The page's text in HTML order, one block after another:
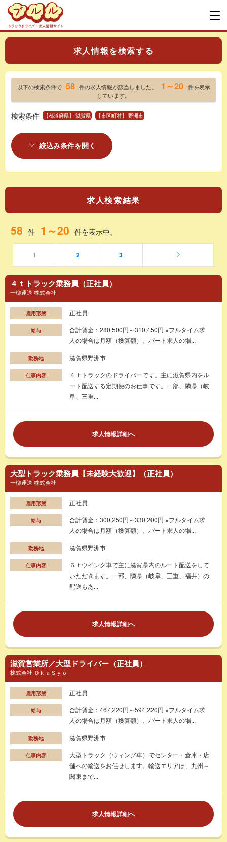
求人情報を検索する
以下の検索条件で 58 件の求人情報が該当しました。 1～20 件を表示
しています。
検索条件 【都道府県】 滋賀県 【市区町村】 野洲市
絞込み条件を開く
求人検索結果
58 件 1～20 件を表示中。
1 2 3
４ｔトラック乗務員（正社員）
一柳運送 株式会社
雇用形態 正社員
給与
合計賃金：280,500円～310,450円 ※フルタイム求
人の場合は月額（換算額）、パート求人の場...
勤務地 滋賀県野洲市
仕事内容
４ｔトラックのドライバーです。主に滋賀県内をル
ート配送する定期便のお仕事です。一部、隣県（岐
阜、三重...
求人情報詳細へ
大型トラック乗務員【未経験大歓迎】（正社員）
一柳運送 株式会社
雇用形態 正社員
給与
合計賃金：300,250円～330,200円 ※フルタイム求
人の場合は月額（換算額）、パート求人の場...
勤務地 滋賀県野洲市
仕事内容
６ｔウイング車で主に滋賀県内のルート配送をして
いただきます。一部、隣県（岐阜、三重、福井）の
配送もあ...
求人情報詳細へ
滋賀営業所／大型ドライバー（正社員）
株式会社 ＯｋａＳｙｏ
雇用形態 正社員
給与
合計賃金：467,220円～594,220円 ※フルタイム求
人の場合は月額（換算額）、パート求人の場...
勤務地 滋賀県野洲市
仕事内容
大型トラック（ウィング車）でセンター・倉庫・店
舗への輸送をお任せします。輸送エリアは、九州～
関東まで...
求人情報詳細へ